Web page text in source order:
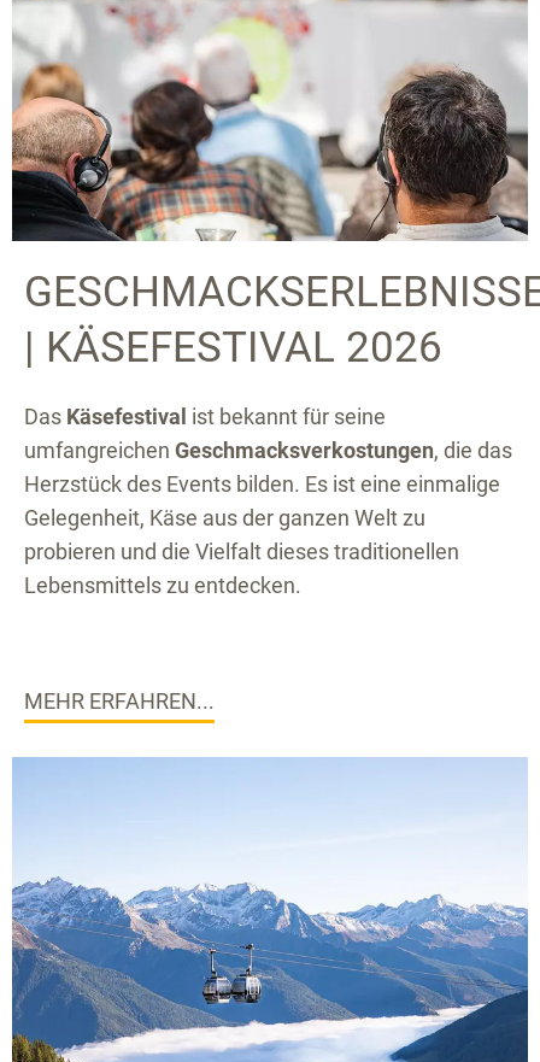
| KÄSEFESTIVAL 2026
Das Käsefestival ist bekannt für seine
umfangreichen Geschmacksverkostungen, die das
Herzstück des Events bilden. Es ist eine einmalige
Gelegenheit, Käse aus der ganzen Welt zu
probieren und die Vielfalt dieses traditionellen
Lebensmittels zu entdecken.
MEHR ERFAHREN...